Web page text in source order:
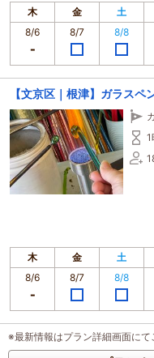
木 金 土
8/6
8/7 8/8
【文京区｜根津】ガラスペ
1
木 金 土
8/6
8/7 8/8
※最新情報はプラン詳細画面にて